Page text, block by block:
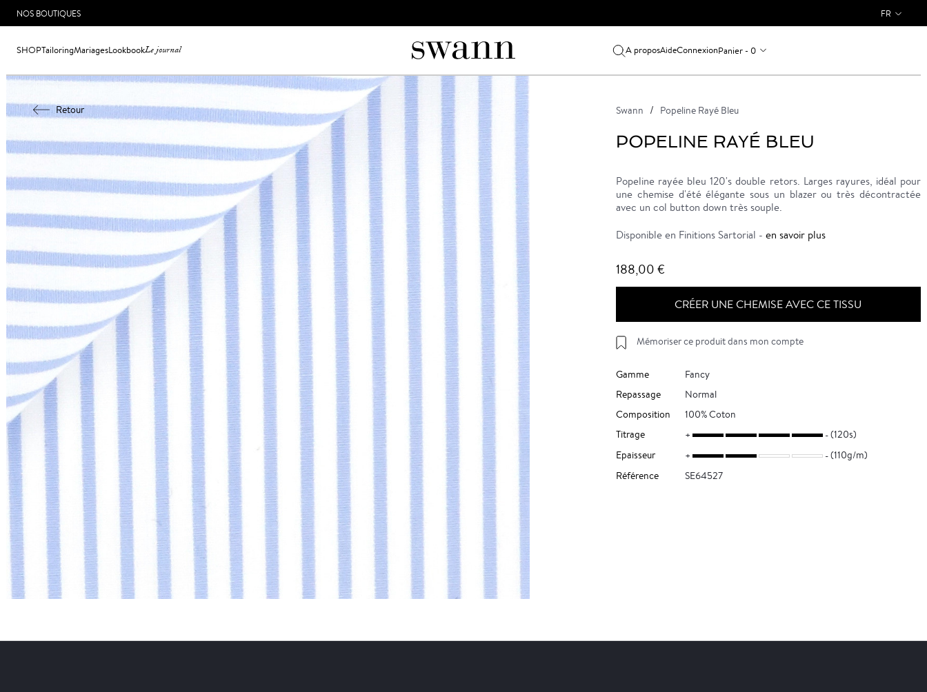
NOS BOUTIQUES FR
SHOPTailoringMariagesLookbookLe journal A proposAideConnexionPanier - 0
Retour Swann Popeline Rayé Bleu
POPELINE RAYÉ BLEU
Popeline rayée bleu 120's double retors. Larges rayures, idéal pour
une chemise d'été élégante sous un blazer ou très décontractée
avec un col button down très souple.
Disponible en Finitions Sartorial - en savoir plus
188,00 €
CRÉER UNE CHEMISE AVEC CE TISSU
Mémoriser ce produit dans mon compte
Gamme
Fancy
Repassage
Normal
Composition
100% Coton
Titrage
(120s)
Epaisseur
(110g/m)
Référence
SE64527